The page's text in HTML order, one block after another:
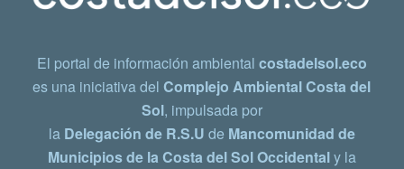
El portal de información ambiental costadelsol.eco
es una iniciativa delComplejo Ambiental Costa del
Sol, impulsada por
la Delegación de R.S.U de Mancomunidad de
Municipios de la Costa del Sol Occidentaly la